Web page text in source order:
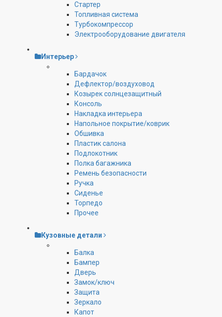
Стартер
Топливная система
Турбокомпрессор
Электрооборудование двигателя
Интерьер
Бардачок
Дефлектор/воздуховод
Козырек солнцезащитный
Консоль
Накладка интерьера
Напольное покрытие/коврик
Обшивка
Пластик салона
Подлокотник
Полка багажника
Ремень безопасности
Ручка
Сиденье
Торпедо
Прочее
Кузовные детали
Балка
Бампер
Дверь
Замок/ключ
Защита
Зеркало
Капот